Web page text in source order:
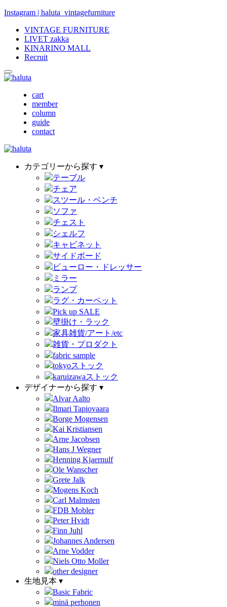
Instagram | haluta_vintagefurniture
VINTAGE FURNITURE
LIVET zakka
KINARINO MALL
Recruit
cart
member
column
guide
contact
カテゴリーから探す ▾
テーブル
チェア
スツール・ベンチ
ソファ
チェスト
シェルフ
キャビネット
サイドボード
ビューロー・ドレッサー
ミラー
ランプ
ラグ・カーペット
Pick up SALE
壁掛け・ラック
家具雑貨/アート/etc
雑貨・プロダクト
fabric sample
tokyoストック
karuizawaストック
デザイナーから探す ▾
Alvar Aalto
Ilmari Tapiovaara
Borge Mogensen
Kai Kristiansen
Arne Jacobsen
Hans J Wegner
Henning Kjaernulf
Ole Wanscher
Grete Jalk
Mogens Koch
Carl Malmsten
FDB Mobler
Peter Hvidt
Finn Juhl
Johannes Andersen
Arne Vodder
Niels Otto Moller
other designer
生地見本 ▾
Basic Fabric
minä perhonen